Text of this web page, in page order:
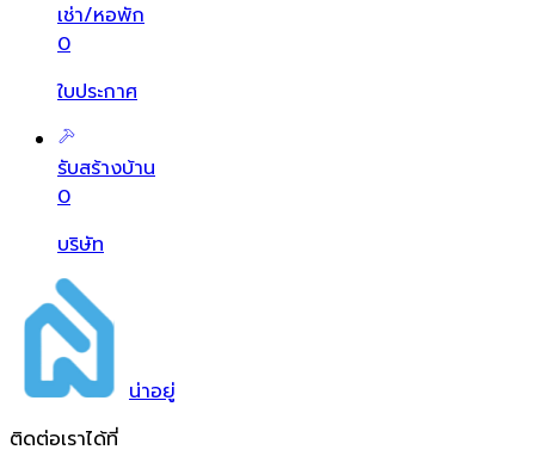
เช่า/หอพัก
0
ใบประกาศ
รับสร้างบ้าน
0
บริษัท
น่าอยู่
ติดต่อเราได้ที่